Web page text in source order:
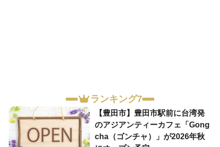
ランキング7
【豊田市】豊田市駅前に台湾発
のアジアンティーカフェ「Gong
cha（ゴンチャ）」が2026年秋